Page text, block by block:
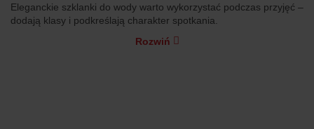
Eleganckie szklanki do wody warto wykorzystać podczas przyjęć –
dodają klasy i podkreślają charakter spotkania.
Rozwiń